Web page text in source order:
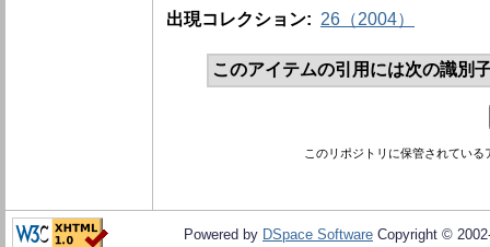
出現コレクション: 26（2004）
このアイテムの引用には次の識別
このリポジトリに保管されてい
Powered by DSpace Software Copyright ©